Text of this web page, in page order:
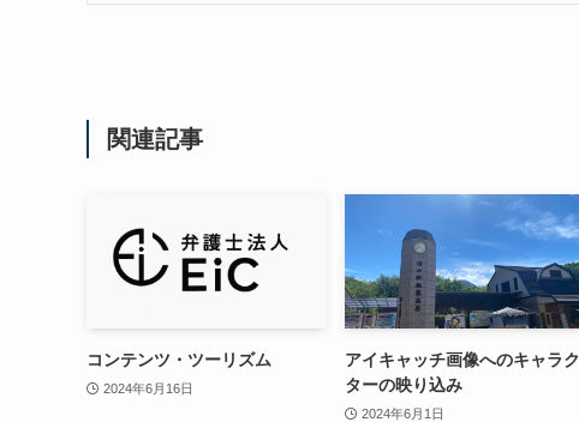
関連記事
コンテンツ・ツーリズム
2024年6月16日
アイキャッチ画像へのキャラク
ターの映り込み
2024年6月1日